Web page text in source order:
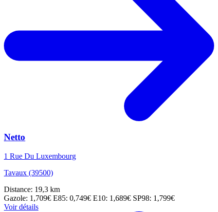
Netto
1 Rue Du Luxembourg
Tavaux (39500)
Distance: 19,3 km
Gazole: 1,709€ E85: 0,749€ E10: 1,689€ SP98: 1,799€
Voir détails